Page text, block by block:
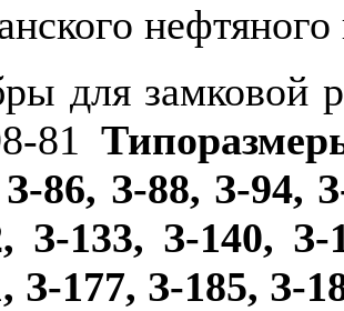
для
81
86, З-88, З-94,
З-133, З-140,
З-177, З-185, З-